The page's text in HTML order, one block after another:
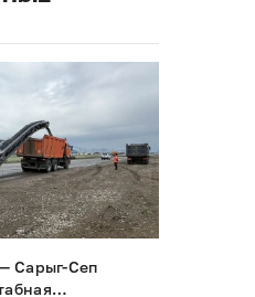
Сарыг-Сеп